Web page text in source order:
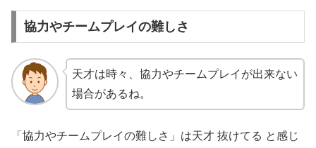
協力やチームプレイの難しさ
天才は時々、協力やチームプレイが出来ない
場合があるね。
「協力やチームプレイの難しさ」は天才 抜けてる と感じ